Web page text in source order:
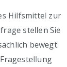
Hilfsmittel zur
stellen Sie
bewegt.